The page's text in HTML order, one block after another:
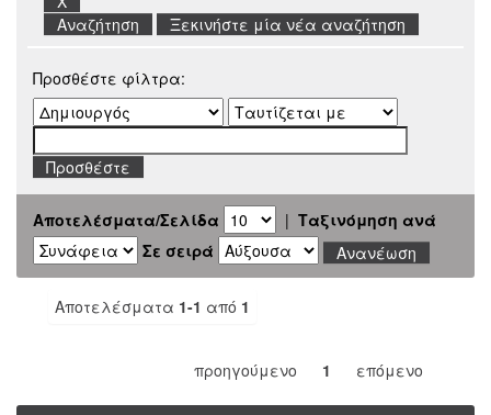
Ξεκινήστε μία νέα αναζήτηση
Προσθέστε φίλτρα:
Αποτελέσματα/Σελίδα | Ταξινόμηση ανά
Σε σειρά
Αποτελέσματα 1-1 από 1
προηγούμενο 1 επόμενο